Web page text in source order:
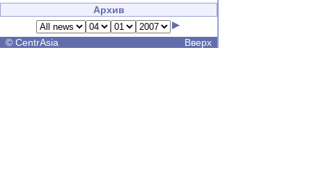
Архив
© CentrAsia Вверх